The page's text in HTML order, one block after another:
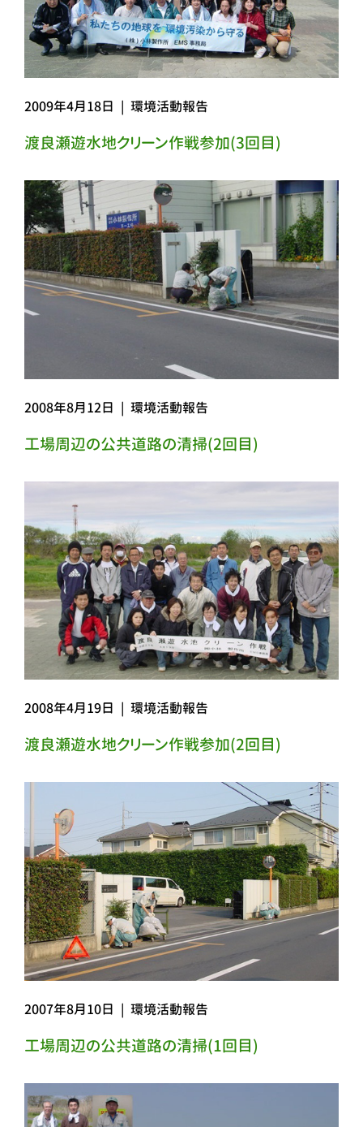
2009年4月18日 | 環境活動報告
渡良瀬遊水地クリーン作戦参加(3回目)
2008年8月12日 | 環境活動報告
工場周辺の公共道路の清掃(2回目)
2008年4月19日 | 環境活動報告
渡良瀬遊水地クリーン作戦参加(2回目)
2007年8月10日 | 環境活動報告
工場周辺の公共道路の清掃(1回目)